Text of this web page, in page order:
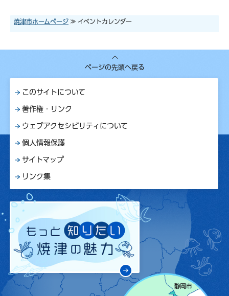
焼津市ホームページ ≫ イベントカレンダー
ページの先頭へ戻る
このサイトについて
著作権・リンク
ウェブアクセシビリティについて
個人情報保護
サイトマップ
リンク集